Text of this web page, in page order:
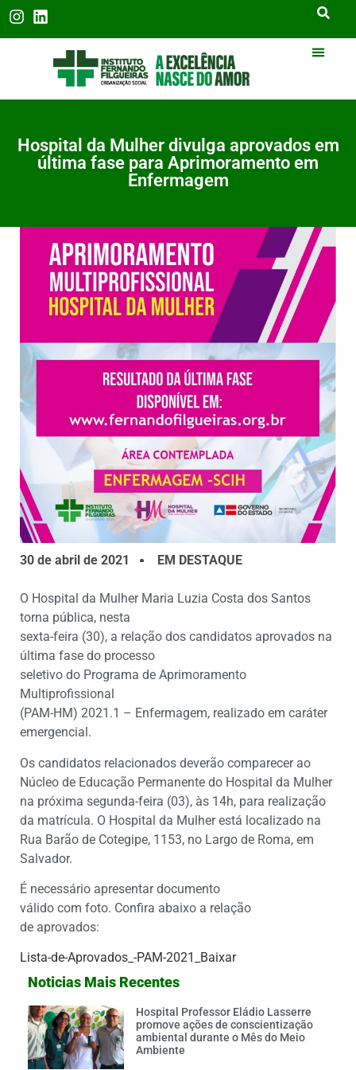
Hospital da Mulher divulga aprovados em
última fase para Aprimoramento em
Enfermagem
30 de abril de 2021 EM DESTAQUE
O Hospital da Mulher Maria Luzia Costa dos Santos
torna pública, nesta
sexta-feira (30), a relação dos candidatos aprovados na
última fase do processo
seletivo do Programa de Aprimoramento
Multiprofissional
(PAM-HM) 2021.1 – Enfermagem, realizado em caráter
emergencial.
Os candidatos relacionados deverão comparecer ao
Núcleo de Educação Permanente do Hospital da Mulher
na próxima segunda-feira (03), às 14h, para realização
da matrícula. O Hospital da Mulher está localizado na
Rua Barão de Cotegipe, 1153, no Largo de Roma, em
Salvador.
É necessário apresentar documento
válido com foto. Confira abaixo a relação
de aprovados:
Lista-de-Aprovados_-PAM-2021_ Baixar
Noticias Mais Recentes
Hospital Professor Eládio Lasserre
promove ações de conscientização
ambiental durante o Mês do Meio
Ambiente